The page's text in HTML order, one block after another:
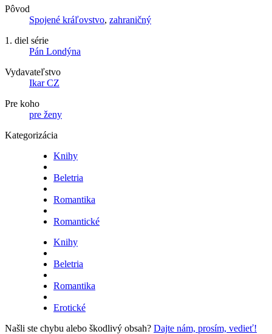
Pôvod
Spojené kráľovstvo, zahraničný
1. diel série
Pán Londýna
Vydavateľstvo
Ikar CZ
Pre koho
pre ženy
Kategorizácia
Knihy
Beletria
Romantika
Romantické
Knihy
Beletria
Romantika
Erotické
Našli ste chybu alebo škodlivý obsah? Dajte nám, prosím, vedieť!